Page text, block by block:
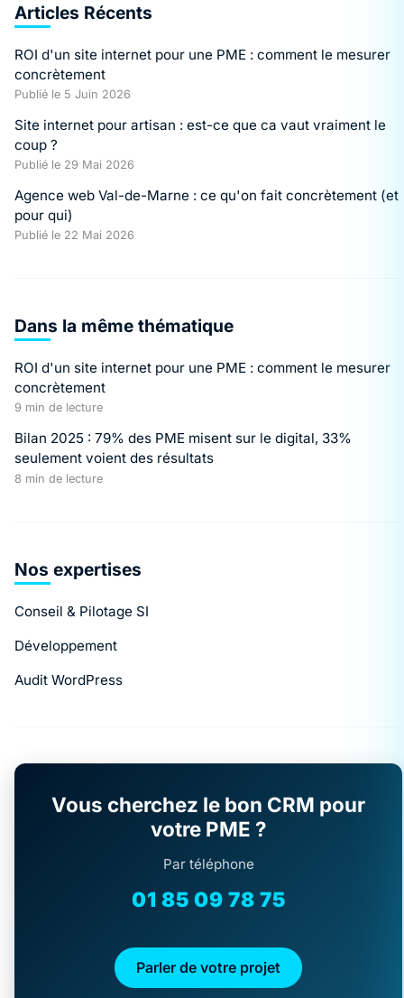
Articles Récents
ROI d'un site internet pour une PME : comment le mesurer
concrètement
Publié le 5 Juin 2026
Site internet pour artisan : est-ce que ca vaut vraiment le
coup ?
Publié le 29 Mai 2026
Agence web Val-de-Marne : ce qu'on fait concrètement (et
pour qui)
Publié le 22 Mai 2026
Dans la même thématique
ROI d'un site internet pour une PME : comment le mesurer
concrètement
9 min de lecture
Bilan 2025 : 79% des PME misent sur le digital, 33%
seulement voient des résultats
8 min de lecture
Nos expertises
Conseil & Pilotage SI
Développement
Audit WordPress
Vous cherchez le bon CRM pour
votre PME ?
Par téléphone
01 85 09 78 75
Parler de votre projet